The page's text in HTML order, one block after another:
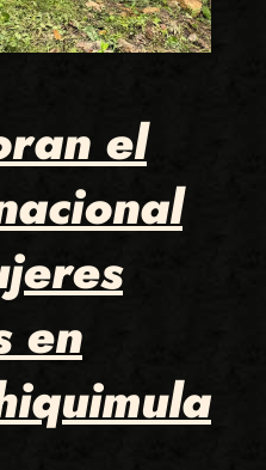
el
en